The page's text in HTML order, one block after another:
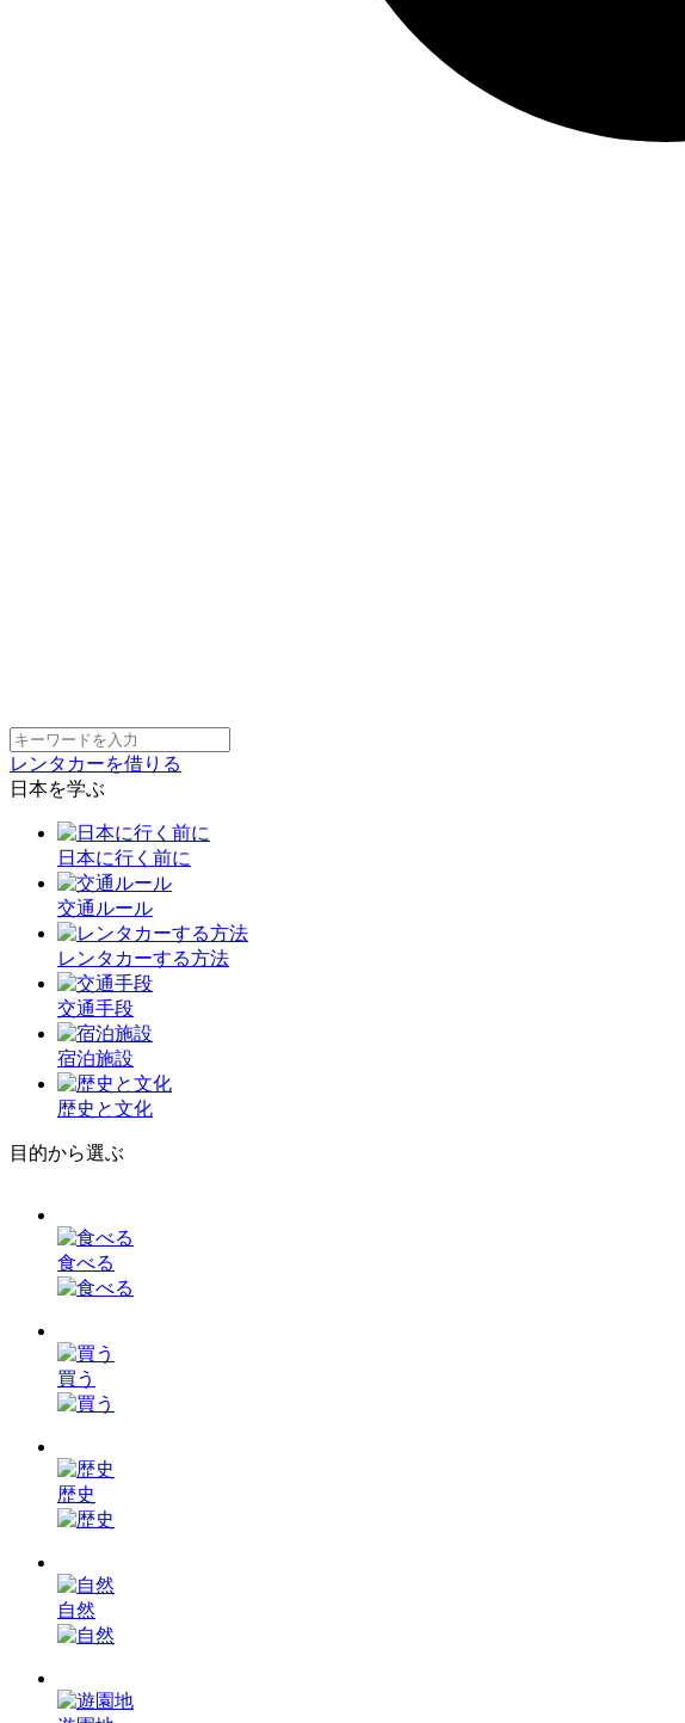
レンタカーを借りる
日本を学ぶ
日本に行く前に
交通ルール
レンタカーする方法
交通手段
宿泊施設
歴史と文化
目的から選ぶ
食べる
買う
歴史
自然